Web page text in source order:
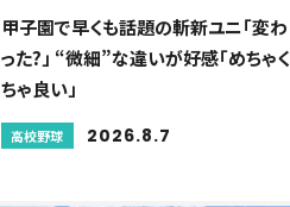
甲子園で早くも話題の斬新ユニ「変わ
った?」 “微細”な違いが好感「めちゃく
ちゃ良い」
高校野球 2026.8.7